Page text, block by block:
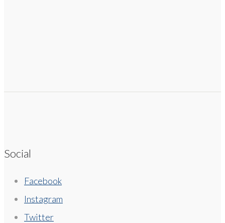
Social
Facebook
Instagram
Twitter